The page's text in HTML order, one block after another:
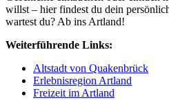
willst – hier findest du dein
wartest du? Ab ins Artland!
Weiterführende Links:
Altstadt von Quakenbrück
Erlebnisregion Artland
Freizeit im Artland